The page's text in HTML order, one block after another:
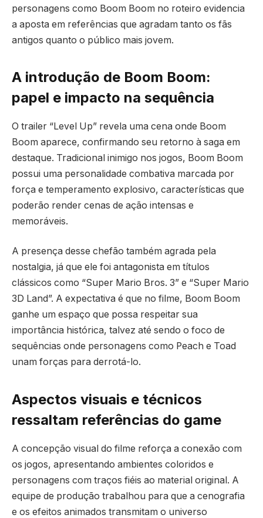
personagens como Boom Boom no roteiro evidencia
a aposta em referências que agradam tanto os fãs
antigos quanto o público mais jovem.
A introdução de Boom Boom:
papel e impacto na sequência
O trailer “Level Up” revela uma cena onde Boom
Boom aparece, confirmando seu retorno à saga em
destaque. Tradicional inimigo nos jogos, Boom Boom
possui uma personalidade combativa marcada por
força e temperamento explosivo, características que
poderão render cenas de ação intensas e
memoráveis.
A presença desse chefão também agrada pela
nostalgia, já que ele foi antagonista em títulos
clássicos como “Super Mario Bros. 3” e “Super Mario
3D Land”. A expectativa é que no filme, Boom Boom
ganhe um espaço que possa respeitar sua
importância histórica, talvez até sendo o foco de
sequências onde personagens como Peach e Toad
unam forças para derrotá-lo.
Aspectos visuais e técnicos
ressaltam referências do game
A concepção visual do filme reforça a conexão com
os jogos, apresentando ambientes coloridos e
personagens com traços fiéis ao material original. A
equipe de produção trabalhou para que a cenografia
e os efeitos animados transmitam o universo